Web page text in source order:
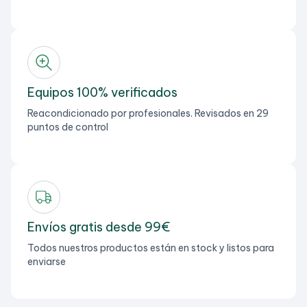
Equipos 100% verificados
Reacondicionado por profesionales. Revisados en 29
puntos de control
Envíos gratis desde 99€
Todos nuestros productos están en stock y listos para
enviarse